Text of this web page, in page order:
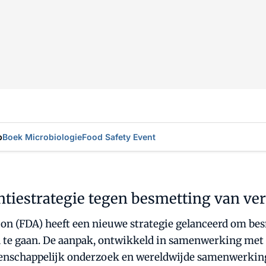
Boek MicrobiologieFood Safety Event
tegen besmetting van
(FDA) heeft een nieuwe strategie gelanceerd om
gaan. De aanpak, ontwikkeld in samenwerking
onderzoek en wereldwijde